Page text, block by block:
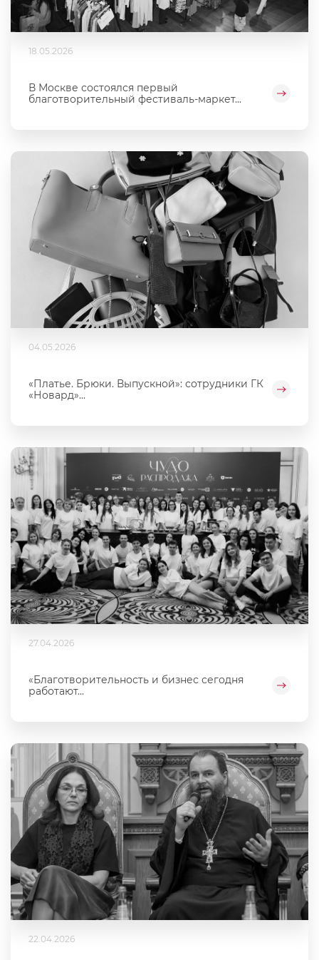
18.05.2026
В Москве состоялся первый
благотворительный фестиваль‑маркет...
04.05.2026
«Платье. Брюки. Выпускной»: сотрудники ГК
«Новард»...
27.04.2026
«Благотворительность и бизнес сегодня
работают...
22.04.2026